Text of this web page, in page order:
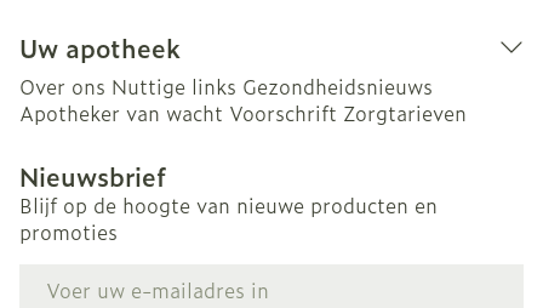
Uw apotheek
Over ons Nuttige links Gezondheidsnieuws
Apotheker van wacht Voorschrift Zorgtarieven
Nieuwsbrief
Blijf op de hoogte van nieuwe producten en
promoties